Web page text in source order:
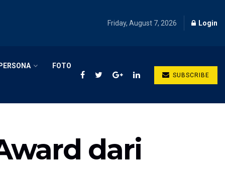
Friday, August 7, 2026 Login
FOTO
SUBSCRIBE
dari